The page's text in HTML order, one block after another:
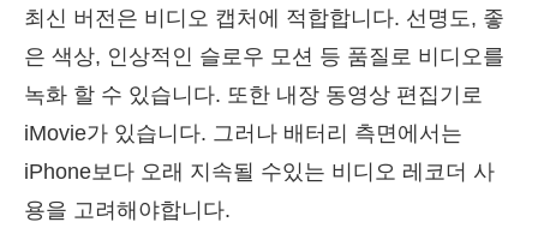
최신 버전은 비디오 캡처에 적합합니다. 선명도, 좋
은 색상, 인상적인 슬로우 모션 등 품질로 비디오를
녹화 할 수 있습니다. 또한 내장 동영상 편집기로
iMovie가 있습니다. 그러나 배터리 측면에서는
iPhone보다 오래 지속될 수있는 비디오 레코더 사
용을 고려해야합니다.